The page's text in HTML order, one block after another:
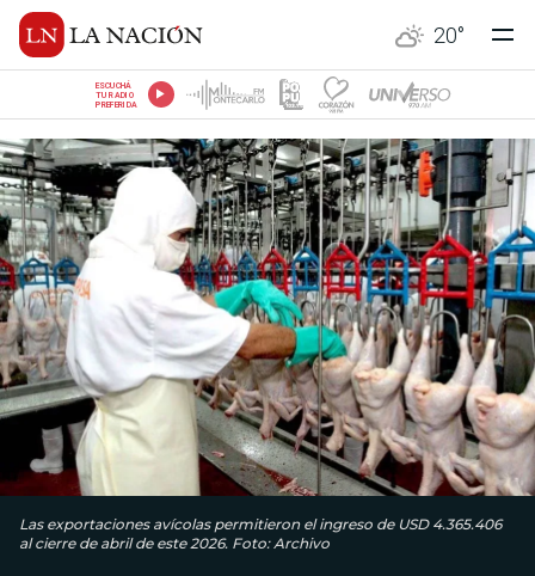
20°
ESCUCHÁ
TU RADIO
PREFERIDA
Las exportaciones avícolas permitieron el ingreso de USD 4.365.406
al cierre de abril de este 2026. Foto: Archivo